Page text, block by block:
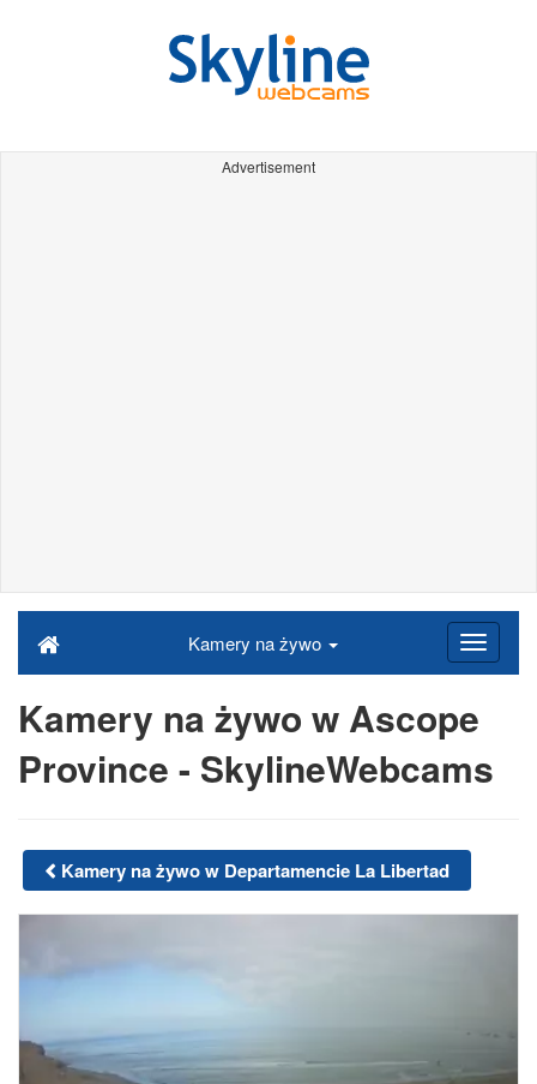
Advertisement
Kamery na żywo
Kamery na żywo w Ascope
Province - SkylineWebcams
Kamery na żywo w Departamencie La Libertad